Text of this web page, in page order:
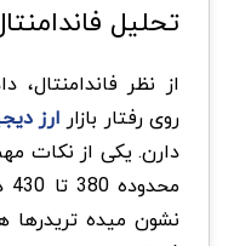
تحلیل
از نظر
روی رفتار بازار ارز
دارن. یکی از نکات
نشون میده تریدرها